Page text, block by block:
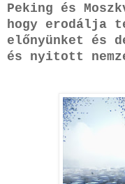
Peking és
hogy erodálja
előnyünket és
és nyitott